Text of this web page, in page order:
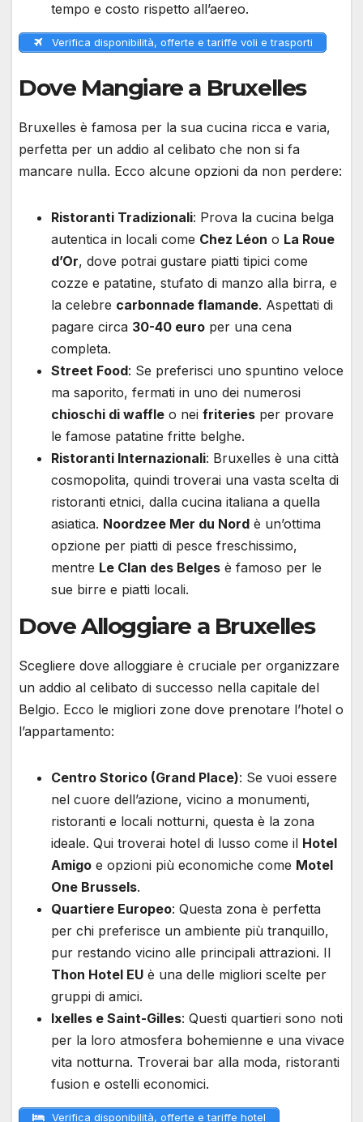
tempo e costo rispetto all’aereo.
Verifica disponibilità, offerte e tariffe voli e trasporti
Dove Mangiare a Bruxelles
Bruxelles è famosa per la sua cucina ricca e varia,
perfetta per un addio al celibato che non si fa
mancare nulla. Ecco alcune opzioni da non perdere:
Ristoranti Tradizionali: Prova la cucina belga
autentica in locali come Chez Léon o La Roue
d’Or, dove potrai gustare piatti tipici come
cozze e patatine, stufato di manzo alla birra, e
la celebre carbonnade flamande. Aspettati di
pagare circa 30-40 euro per una cena
completa.
Street Food: Se preferisci uno spuntino veloce
ma saporito, fermati in uno dei numerosi
chioschi di waffle o nei friteries per provare
le famose patatine fritte belghe.
Ristoranti Internazionali: Bruxelles è una città
cosmopolita, quindi troverai una vasta scelta di
ristoranti etnici, dalla cucina italiana a quella
asiatica. Noordzee Mer du Nord è un’ottima
opzione per piatti di pesce freschissimo,
mentre Le Clan des Belges è famoso per le
sue birre e piatti locali.
Dove Alloggiare a Bruxelles
Scegliere dove alloggiare è cruciale per organizzare
un addio al celibato di successo nella capitale del
Belgio. Ecco le migliori zone dove prenotare l’hotel o
l’appartamento:
Centro Storico (Grand Place): Se vuoi essere
nel cuore dell’azione, vicino a monumenti,
ristoranti e locali notturni, questa è la zona
ideale. Qui troverai hotel di lusso come il Hotel
Amigo e opzioni più economiche come Motel
One Brussels.
Quartiere Europeo: Questa zona è perfetta
per chi preferisce un ambiente più tranquillo,
pur restando vicino alle principali attrazioni. Il
Thon Hotel EU è una delle migliori scelte per
gruppi di amici.
Ixelles e Saint-Gilles: Questi quartieri sono noti
per la loro atmosfera bohemienne e una vivace
vita notturna. Troverai bar alla moda, ristoranti
fusion e ostelli economici.
Verifica disponibilità, offerte e tariffe hotel